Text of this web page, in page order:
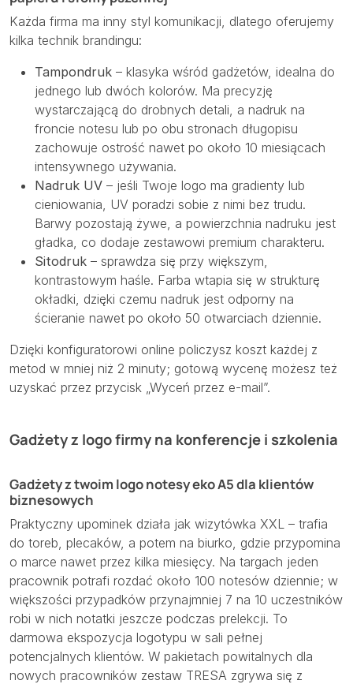
Każda firma ma inny styl komunikacji, dlatego oferujemy
kilka technik brandingu:
Tampondruk – klasyka wśród gadżetów, idealna do
jednego lub dwóch kolorów. Ma precyzję
wystarczającą do drobnych detali, a nadruk na
froncie notesu lub po obu stronach długopisu
zachowuje ostrość nawet po około 10 miesiącach
intensywnego używania.
Nadruk UV – jeśli Twoje logo ma gradienty lub
cieniowania, UV poradzi sobie z nimi bez trudu.
Barwy pozostają żywe, a powierzchnia nadruku jest
gładka, co dodaje zestawowi premium charakteru.
Sitodruk – sprawdza się przy większym,
kontrastowym haśle. Farba wtapia się w strukturę
okładki, dzięki czemu nadruk jest odporny na
ścieranie nawet po około 50 otwarciach dziennie.
Dzięki konfiguratorowi online policzysz koszt każdej z
metod w mniej niż 2 minuty; gotową wycenę możesz też
uzyskać przez przycisk „Wyceń przez e-mail”.
Gadżety z logo firmy na konferencje i szkolenia
Gadżety z twoim logo notesy eko A5 dla klientów
biznesowych
Praktyczny upominek działa jak wizytówka XXL – trafia
do toreb, plecaków, a potem na biurko, gdzie przypomina
o marce nawet przez kilka miesięcy. Na targach jeden
pracownik potrafi rozdać około 100 notesów dziennie; w
większości przypadków przynajmniej 7 na 10 uczestników
robi w nich notatki jeszcze podczas prelekcji. To
darmowa ekspozycja logotypu w sali pełnej
potencjalnych klientów. W pakietach powitalnych dla
nowych pracowników zestaw TRESA zgrywa się z